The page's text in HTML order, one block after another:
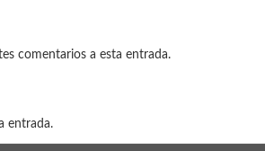
comentarios a esta entrada.
entrada.